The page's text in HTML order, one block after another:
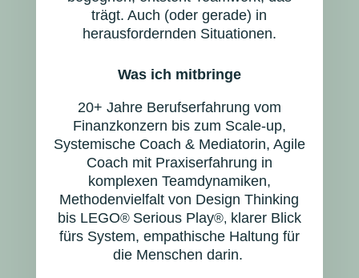
trägt. Auch (oder gerade) in
herausfordernden Situationen.
Was ich mitbringe
20+ Jahre Berufserfahrung vom
Finanzkonzern bis zum Scale-up,
Systemische Coach & Mediatorin, Agile
Coach mit Praxiserfahrung in
komplexen Teamdynamiken,
Methodenvielfalt von Design Thinking
bis LEGO® Serious Play®, klarer Blick
fürs System, empathische Haltung für
die Menschen darin.